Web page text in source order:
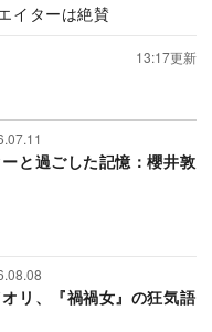
イターは絶賛
13:17更新
と過ごした記憶：櫻井敦
リ、『禍禍女』の狂気語